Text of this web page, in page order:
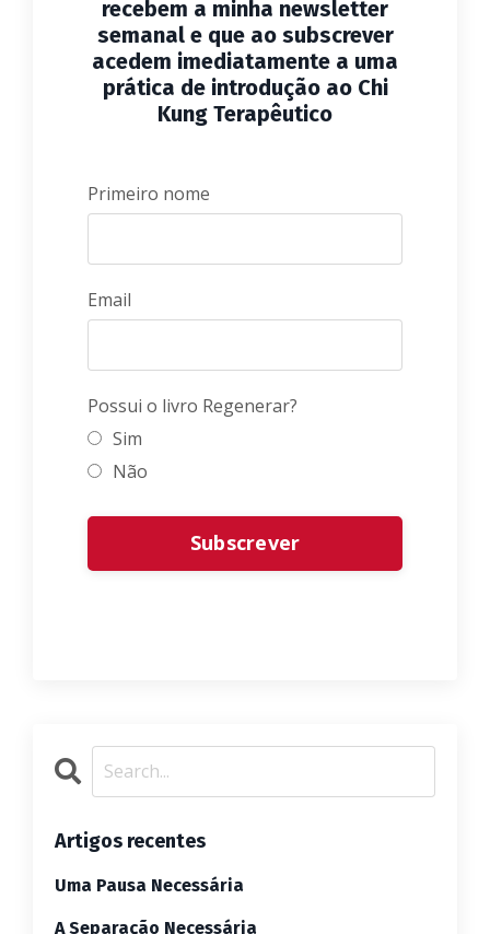
recebem a minha newsletter
semanal e que ao subscrever
acedem imediatamente a uma
prática de introdução ao Chi
Kung Terapêutico
Primeiro nome
Email
Possui o livro Regenerar?
Sim
Não
Form
submission[]Subscrever
Artigos recentes
Uma Pausa Necessária
A Separação Necessária